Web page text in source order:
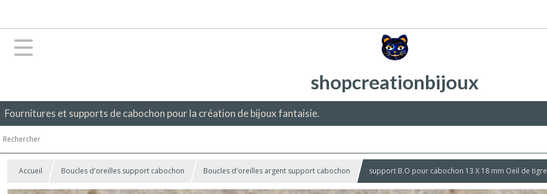
shopcreationbijoux
Fournitures et supports de cabochon pour la création de bijoux fantaisie.
Accueil Boucles d'oreilles support cabochon Boucles d'oreilles argent support cabochon support B.O pour cabochon 13 X 18 mm Oeil de tigre